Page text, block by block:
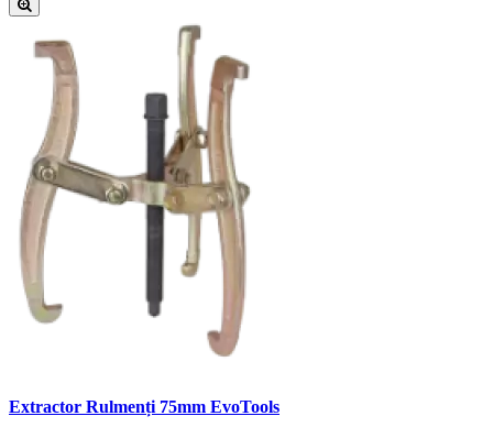
Extractor Rulmenți 75mm EvoTools